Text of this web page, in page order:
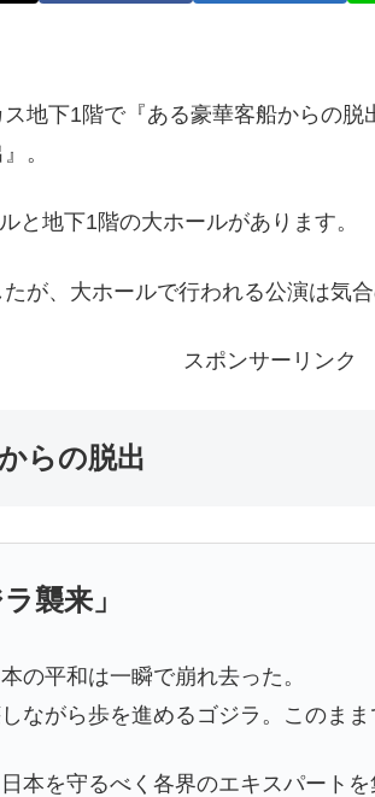
地下1階で『ある豪華客船からの
。
と地下1階の大ホールがあります。
が、大ホールで行われる公演は気
スポンサーリンク
らの脱出
襲来」
の平和は一瞬で崩れ去った。
ながら歩を進めるゴジラ。このまま
本を守るべく各界のエキスパートを